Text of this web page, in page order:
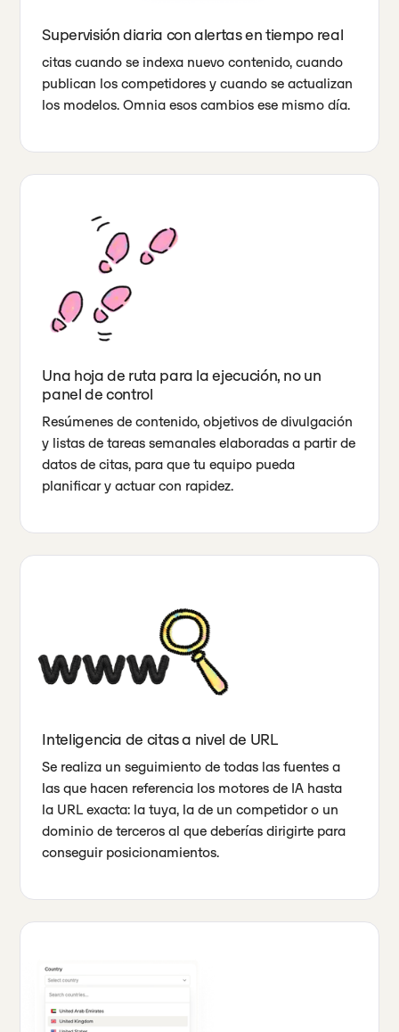
Supervisión diaria con alertas en tiempo real
citas cuando se indexa nuevo contenido, cuando
publican los competidores y cuando se actualizan
los modelos. Omnia esos cambios ese mismo día.
Una hoja de ruta para la ejecución, no un
panel de control
Resúmenes de contenido, objetivos de divulgación
y listas de tareas semanales elaboradas a partir de
datos de citas, para que tu equipo pueda
planificar y actuar con rapidez.
Inteligencia de citas a nivel de URL
Se realiza un seguimiento de todas las fuentes a
las que hacen referencia los motores de IA hasta
la URL exacta: la tuya, la de un competidor o un
dominio de terceros al que deberías dirigirte para
conseguir posicionamientos.